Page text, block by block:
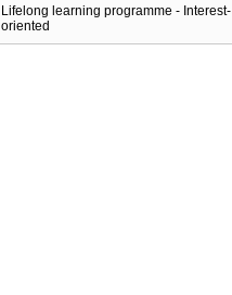
Lifelong learning programme - Interest-
oriented